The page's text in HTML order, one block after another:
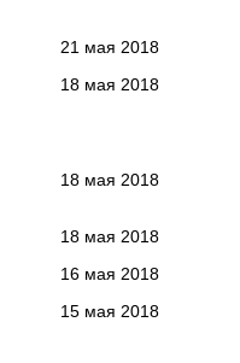
21 мая 2018
18 мая 2018
18 мая 2018
18 мая 2018
16 мая 2018
15 мая 2018